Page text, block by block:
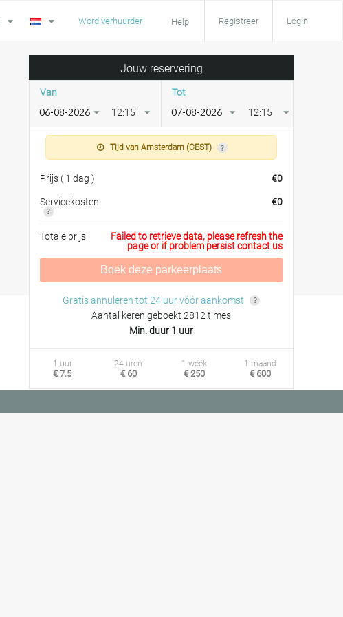
Word verhuurder Help Registreer Login
Jouw reservering
Van
12:15
Tot
12:15
Tijd van Amsterdam (CEST)
Prijs (1 dag ) €0
Servicekosten €0
Totale prijs
Failed to retrieve data, please refresh the
page or if problem persist contact us
Boek deze parkeerplaats
Gratis annuleren tot 24 uur vóór aankomst
Aantal keren geboekt 2812 times
Min. duur 1 uur
1 uur
€ 7.5
24 uren
€ 60
1 week
€ 250
1 maand
€ 600